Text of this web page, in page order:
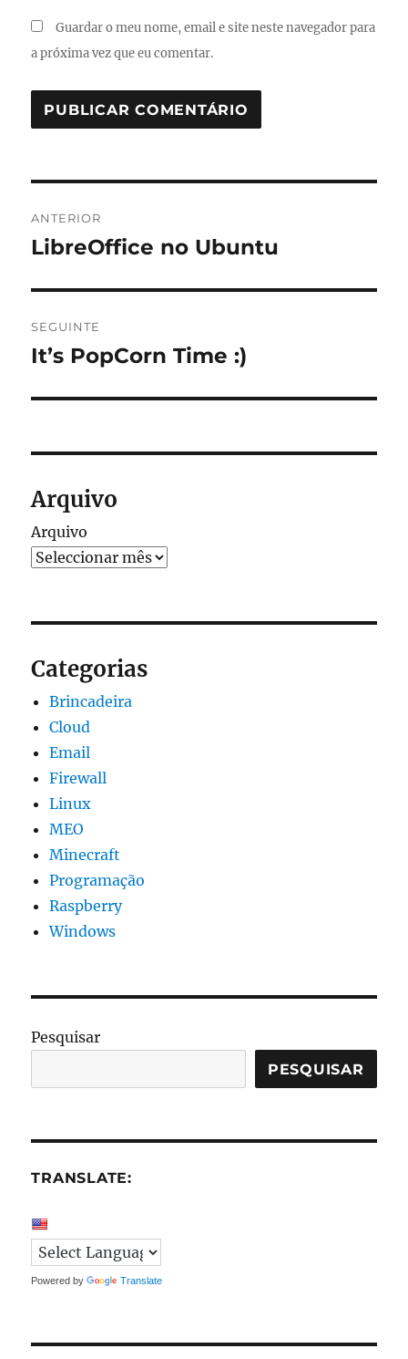
Guardar o meu nome, email e site neste navegador para
a próxima vez que eu comentar.
de
ANTERIOR
Artigo
LibreOffice no Ubuntu
SEGUINTE
Artigo
It’s PopCorn Time :)
Arquivo
Arquivo
Categorias
Brincadeira
Cloud
Email
Firewall
Linux
MEO
Minecraft
Programação
Raspberry
Windows
Pesquisar
PESQUISAR
TRANSLATE:
Powered by Translate